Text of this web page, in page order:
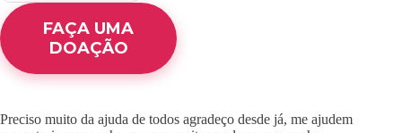
FAÇA UMA
DOAÇÃO
0,00
Preciso muito da ajuda de todos agradeço desde já, me ajudem